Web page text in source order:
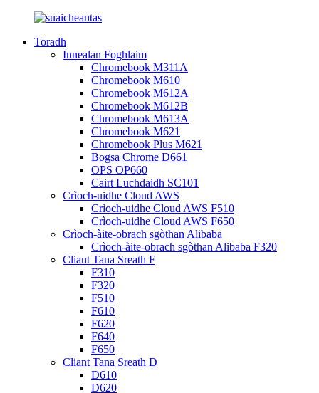
Toradh
Innealan Foghlaim
Chromebook M311A
Chromebook M610
Chromebook M612A
Chromebook M612B
Chromebook M613A
Chromebook M621
Chromebook Plus M621
Bogsa Chrome D661
OPS OP660
Cairt Luchdaidh SC101
Crìoch-uidhe Cloud AWS
Crìoch-uidhe Cloud AWS F510
Crìoch-uidhe Cloud AWS F650
Crìoch-àite-obrach sgòthan Alibaba
Crìoch-àite-obrach sgòthan Alibaba F320
Cliant Tana Sreath F
F310
F320
F510
F610
F620
F640
F650
Cliant Tana Sreath D
D610
D620